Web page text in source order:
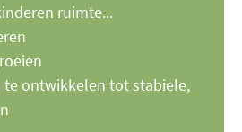
ruimte...
te ontwikkelen tot stabiele,